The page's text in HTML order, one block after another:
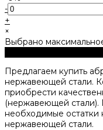
-
+
×
Выбрано
Предлагаем купить
нержавеющей стали.
приобрести
(нержавеющей
необходимые остатки
нержавеющей стали.